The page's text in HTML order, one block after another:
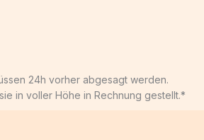
24h vorher abgesagt werden.
in voller Höhe in Rechnung gestellt.*